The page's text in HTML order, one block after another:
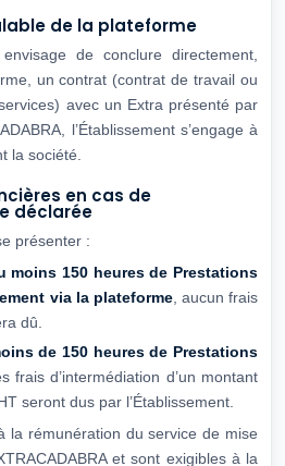
de la plateforme
envisage de conclure directement,
un contrat (contrat de travail ou
avec un Extra présenté par
l’Établissement s’engage à
la société.
en cas de
déclarée
présenter :
moins 150 heures de Prestations
via la plateforme, aucun frais
dû.
de 150 heures de Prestations
frais d’intermédiation d’un montant
seront dus par l’Établissement.
la rémunération du service de mise
et sont exigibles à la